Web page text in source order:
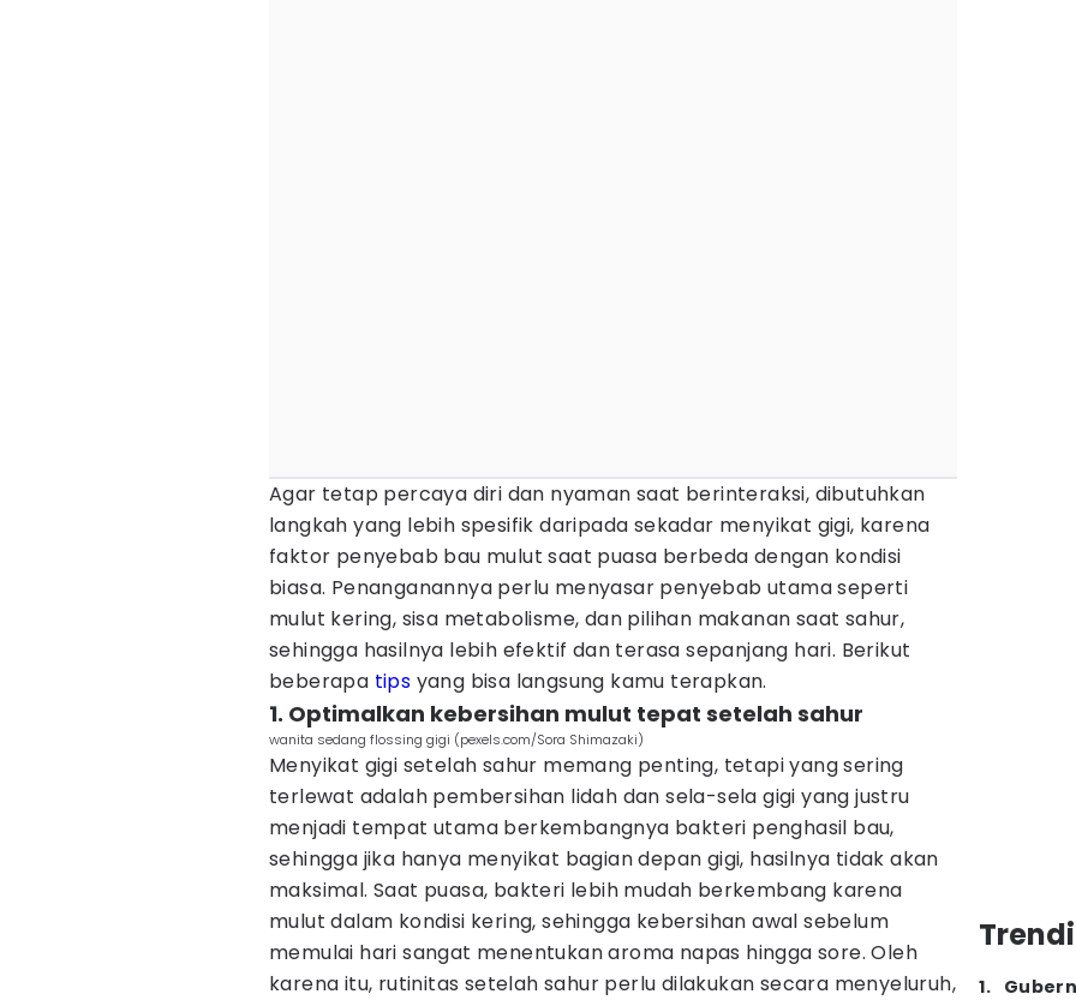
Agar tetap percaya diri dan nyaman saat berinteraksi, dibutuhkan
langkah yang lebih spesifik daripada sekadar menyikat gigi, karena
faktor penyebab bau mulut saat puasa berbeda dengan kondisi
biasa. Penanganannya perlu menyasar penyebab utama seperti
mulut kering, sisa metabolisme, dan pilihan makanan saat sahur,
sehingga hasilnya lebih efektif dan terasa sepanjang hari. Berikut
beberapa tips yang bisa langsung kamu terapkan.
1. Optimalkan kebersihan mulut tepat setelah sahur
wanita sedang flossing gigi (pexels.com/Sora Shimazaki)
Menyikat gigi setelah sahur memang penting, tetapi yang sering
terlewat adalah pembersihan lidah dan sela-sela gigi yang justru
menjadi tempat utama berkembangnya bakteri penghasil bau,
sehingga jika hanya menyikat bagian depan gigi, hasilnya tidak akan
maksimal. Saat puasa, bakteri lebih mudah berkembang karena
mulut dalam kondisi kering, sehingga kebersihan awal sebelum
memulai hari sangat menentukan aroma napas hingga sore. Oleh
karena itu, rutinitas setelah sahur perlu dilakukan secara menyeluruh,
1.